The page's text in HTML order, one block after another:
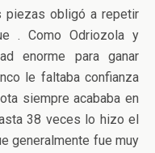
piezas obligó a repetir
. Como Odriozola y
enorme para ganar
le faltaba confianza
siempre acababa en
38 veces lo hizo el
generalmente fue muy